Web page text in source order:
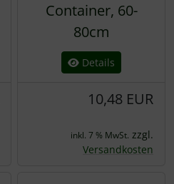
Container, 60-
80cm
Details
10,48 EUR
inkl. 7 % MwSt. zzgl.
Versandkosten